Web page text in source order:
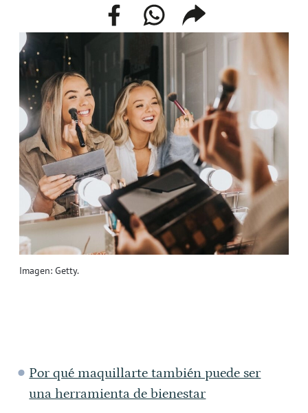
Imagen: Getty.
facebookwhatsappcompartir
enlace
Por qué maquillarte también puede ser
una herramienta de bienestar